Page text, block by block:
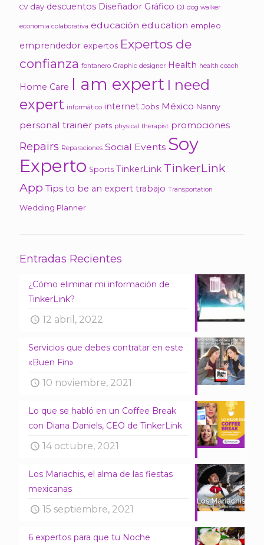
CV day descuentos Diseñador Gráfico DJ dog walker
economia colaborativa educación education empleo
emprendedor expertos Expertos de
confianza fontanero Graphic designer Health health coach
Home Care I am expert I need
expert informático internet Jobs México Nanny
personal trainer pets physical therapist promociones
Repairs Reparaciones Social Events Soy
Experto Sports TinkerLink TinkerLink
App Tips to be an expert trabajo Transportation
Wedding Planner
Entradas Recientes
¿Cómo eliminar mi información de
TinkerLink?
12 abril, 2022
Servicios que debes contratar en este
«Buen Fin»
10 noviembre, 2021
Lo que se habló en un Coffee Break
con Diana Daniels, CEO de TinkerLink
14 octubre, 2021
Los Mariachis, el alma de las fiestas
mexicanas
15 septiembre, 2021
6 expertos para que tu Noche